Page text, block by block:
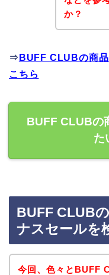
か？
⇒ BUFF CLUBの商
こちら
BUFF CLUBの
た
BUFF CLUB
ナスセールを
今回、色々とBUFF